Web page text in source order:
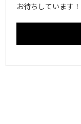
お待ちしています！